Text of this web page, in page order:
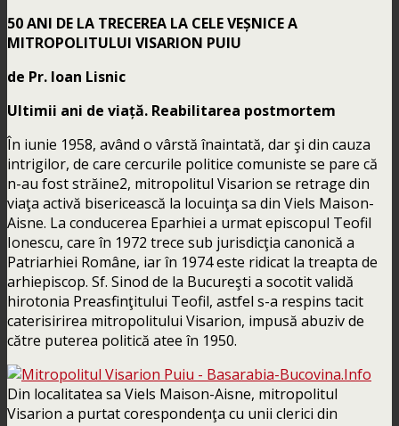
50 ANI DE LA TRECEREA LA CELE VEȘNICE A
MITROPOLITULUI VISARION PUIU
de Pr. Ioan Lisnic
Ultimii ani de viață. Reabilitarea postmortem
În iunie 1958, având o vârstă înaintată, dar şi din cauza
intrigilor, de care cercurile politice comuniste se pare că
n-au fost străine2, mitropolitul Visarion se retrage din
viaţa activă bisericească la locuinţa sa din Viels Maison-
Aisne. La conducerea Eparhiei a urmat episcopul Teofil
Ionescu, care în 1972 trece sub jurisdicţia canonică a
Patriarhiei Române, iar în 1974 este ridicat la treapta de
arhiepiscop. Sf. Sinod de la Bucureşti a socotit validă
hirotonia Preasfinţitului Teofil, astfel s-a respins tacit
caterisirirea mitropolitului Visarion, impusă abuziv de
către puterea politică atee în 1950.
Din localitatea sa Viels Maison-Aisne, mitropolitul
Visarion a purtat corespondenţa cu unii clerici din